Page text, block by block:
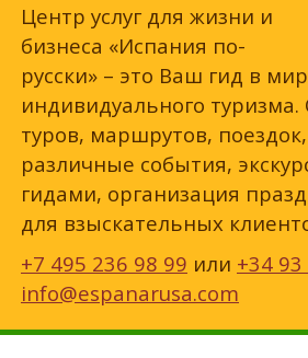
Центр услуг для жизни и
бизнеса «Испания по-
русски» – это Ваш гид в
индивидуального туризма.
туров, маршрутов,
различные события,
гидами, организация
для взыскательных
+7 495 236 98 99 или +34
info@espanarusa.com